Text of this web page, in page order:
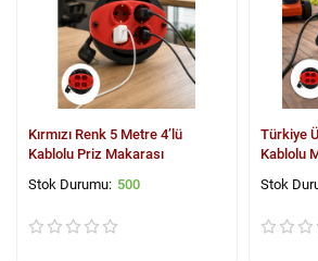
Kırmızı Renk 5 Metre 4’lü
Kablolu Priz Makarası
500
Türkiye
Kablolu